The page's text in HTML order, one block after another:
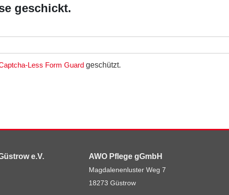
geschickt.
Less Form Guardgeschützt.
e.V. AWO Pflege gGmbH
Magdalenenluster Weg 7
18273 Güstrow